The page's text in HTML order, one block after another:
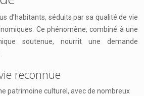
d’habitants, séduits par sa qualité de vie
Ce phénomène, combiné à une
soutenue, nourrit une demande
reconnue
patrimoine culturel, avec de nombreux